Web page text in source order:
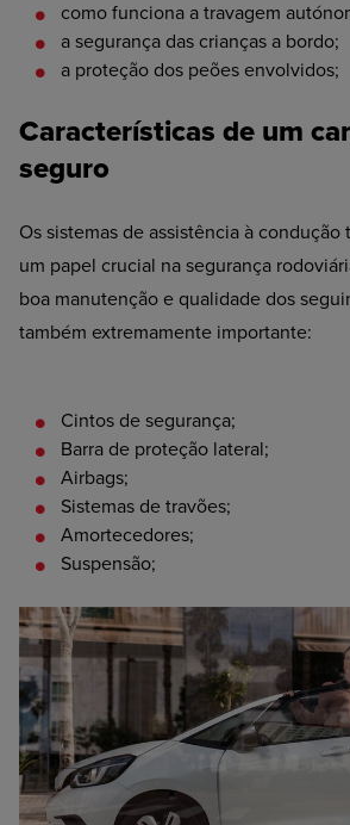
como funciona a travagem
a segurança das crianças a bordo;
a proteção dos peões envolvidos;
Características de um
seguro
Os sistemas de assistência à condução
um papel crucial na segurança
boa manutenção e qualidade dos
também extremamente importante:
Cintos de segurança;
Barra de proteção lateral;
Airbags;
Sistemas de travões;
Amortecedores;
Suspensão;